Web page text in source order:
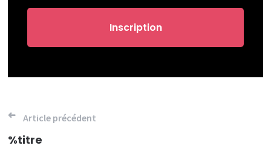
Navigation
de
Article précédent
%titre